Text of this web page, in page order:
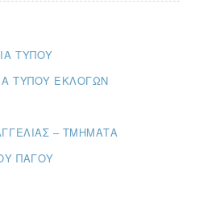
ΤΎΠΟΥ
ΤΎΠΟΥ ΕΚΛΟΓΏΝ
– ΤΜΉΜΑΤΑ
ΠΆΓΟΥ